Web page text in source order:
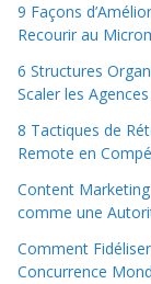
9 Façons
Recourir au
6 Structures
Scaler les
8 Tactiques de
Remote en
Content
comme une
Comment
Concurrence